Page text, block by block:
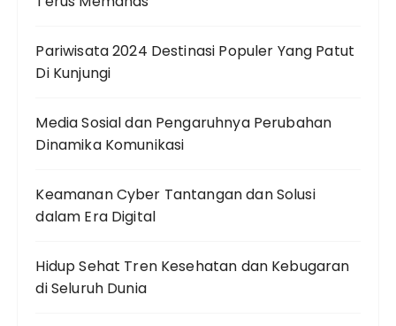
Pariwisata 2024 Destinasi Populer Yang Patut
Di Kunjungi
Media Sosial dan Pengaruhnya Perubahan
Dinamika Komunikasi
Keamanan Cyber Tantangan dan Solusi
dalam Era Digital
Hidup Sehat Tren Kesehatan dan Kebugaran
di Seluruh Dunia